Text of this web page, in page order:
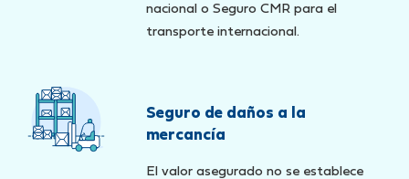
nacional o Seguro CMR para el
transporte internacional.
Seguro de daños a la
mercancía
El valor asegurado no se establece